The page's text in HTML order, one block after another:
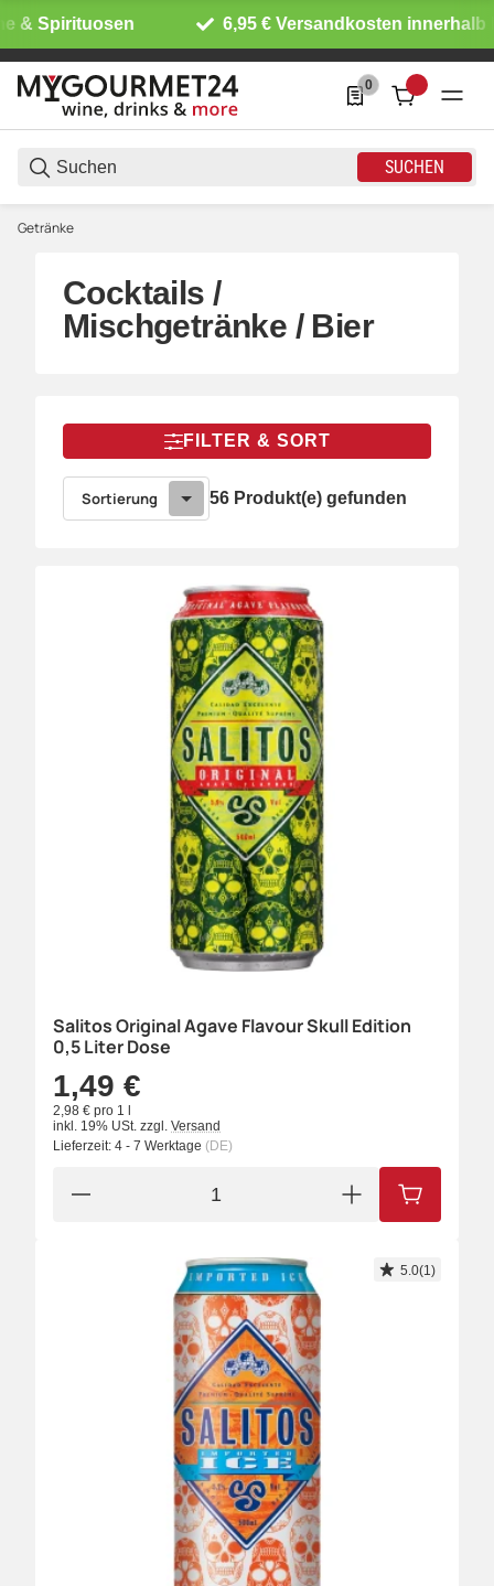
6,95 € Versandkosten innerhalb DE
SUCHEN
0
0 Produkte in der
Getränke
Cocktails /
Mischgetränke / Bier
FILTER & SORT
Sortierung 56 Produkt(e) gefunden
Salitos Original Agave Flavour Skull Edition
0,5 Liter Dose
1,49 €
2,98 € pro 1 l
inkl. 19% USt. zzgl. Versand
Lieferzeit: 4 - 7 Werktage (DE)
IN DEN
5.0(1)